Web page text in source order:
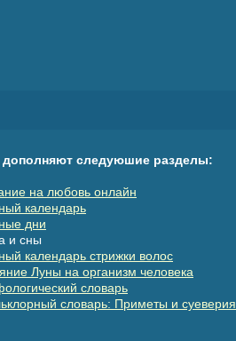
дополняют следуюшие разделы:
на любовь онлайн
календарь
дни
и сны
календарь стрижки волос
Луны на организм человека
словарь
словарь: Приметы и суеверия